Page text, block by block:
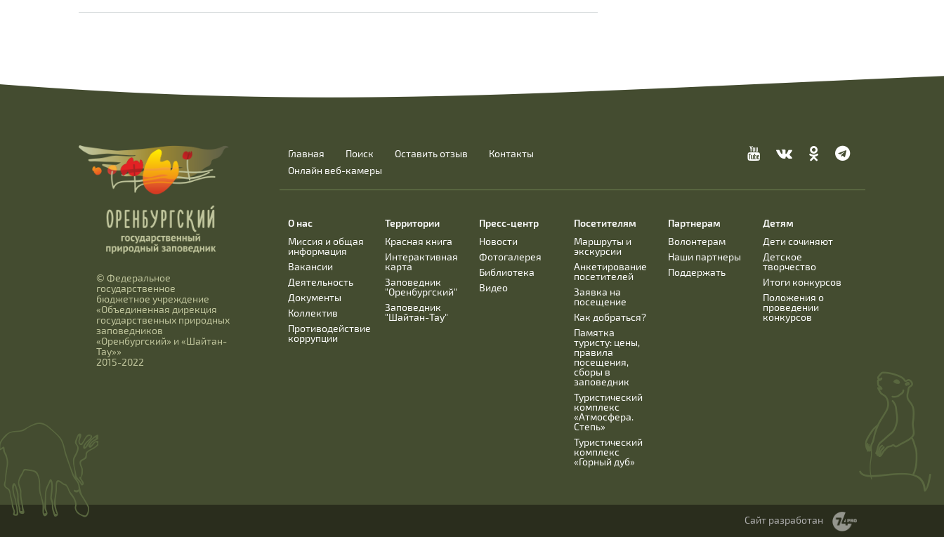
© Федеральное
государственное
бюджетное учреждение
«Объединенная дирекция
государственных природных
заповедников
«Оренбургский» и «Шайтан-
Тау»»
2015-2022
Главная Поиск Оставить отзыв
Контакты
Онлайн веб-камеры
О нас
Миссия и общая
информация
Вакансии
Деятельность
Документы
Коллектив
Противодействие
коррупции
Территории
Красная книга
Интерактивная
карта
Заповедник
"Оренбургский"
Заповедник
"Шайтан-Тау"
Пресс-центр
Новости
Фотогалерея
Библиотека
Видео
Посетителям
Маршруты и
экскурсии
Анкетирование
посетителей
Заявка на
посещение
Как добраться?
Памятка
туристу: цены,
правила
посещения,
сборы в
заповедник
Туристический
комплекс
«Атмосфера.
Степь»
Туристический
комплекс
«Горный дуб»
Партнерам
Волонтерам
Наши партнеры
Поддержать
Детям
Дети сочиняют
Детское
творчество
Итоги конкурсов
Положения о
проведении
конкурсов
Сайт разработан